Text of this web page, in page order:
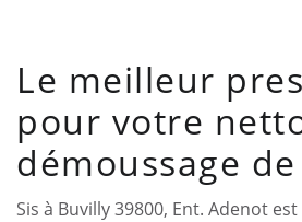
Le meilleur
pour votre
démoussage
Sis à Buvilly 39800, Ent. Adenot